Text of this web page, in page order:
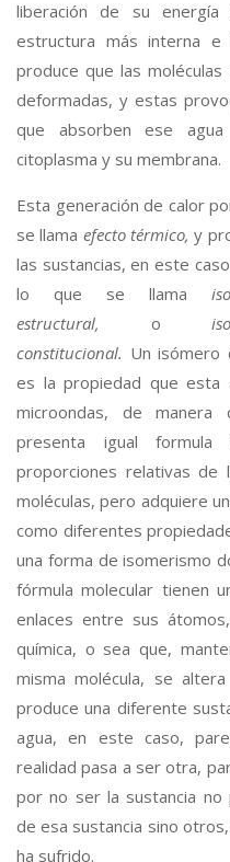
liberación de su
estructura más interna
produce que las
deformadas, y estas
que absorben ese
citoplasma y su membrana.
Esta generación de calor
se llama efecto térmico, y
las sustancias, en este
lo que se llama
estructural, o
constitucional. Un isómero
es la propiedad que esta
microondas, de manera
presenta igual formula
proporciones relativas de
moléculas, pero adquiere
como diferentes
una forma de isomerismo
fórmula molecular tienen
enlaces entre sus
química, o sea que,
misma molécula, se
produce una diferente
agua, en este caso,
realidad pasa a ser otra,
por no ser la sustancia
de esa sustancia sino
ha sufrido.